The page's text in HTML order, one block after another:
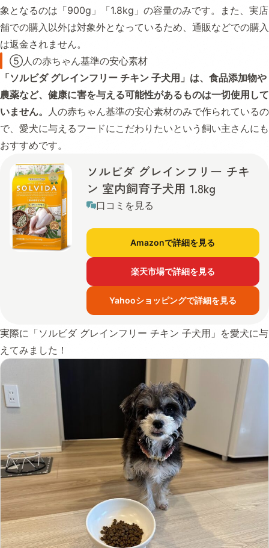
象となるのは「900g」「1.8kg」の容量のみです。また、実店
舗での購入以外は対象外となっているため、通販などでの購入
は返金されません。
⑤人の赤ちゃん基準の安心素材
「ソルビダ グレインフリー チキン 子犬用」は、食品添加物や
農薬など、健康に害を与える可能性があるものは一切使用して
いません。
人の赤ちゃん基準の安心素材のみで作られているの
で、愛犬に与えるフードにこだわりたいという飼い主さんにも
おすすめです。
ソルビダ グレインフリー チキ
ン 室内飼育子犬用 1.8kg
口コミを見る
Amazonで詳細を見る
楽天市場で詳細を見る
Yahooショッピングで詳細を見る
実際に「ソルビダ グレインフリー チキン 子犬用」を愛犬に与
えてみました！